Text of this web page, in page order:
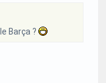
Barça ?